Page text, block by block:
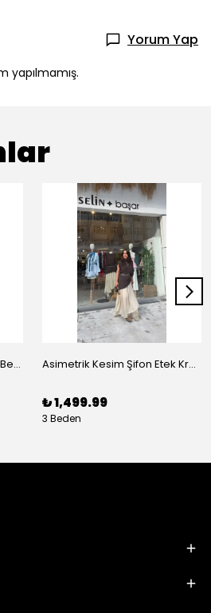
Yorum Yap
yapılmamış.
Asimetrik Kesim Şifon Etek Beyaz Asimetrik Kesim Şifon Etek Krem
₺ 1,499.99
3 Beden